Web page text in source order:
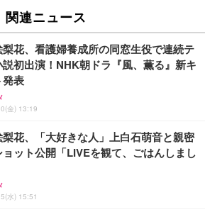
アダプター
限定】SoftBank 光 お申し込みエ
パッケージ 使い放題 超高速インターネット
ツ光・コラボ光なら工事不要】
WiFi ルーター 無線LAN Wi-Fi7 11BE 2882
IPv6(IPoE)対応 エコパッケージ WRC-W
コア16スレッド 最大4.5GHz Win11 Pro 小
有線LAN Wi-Fi 6E BT5.2 8K3画面同時出
DP1.4/USB-C M.2 SSD 16TB拡張対応
ト 静音ミニPC ゲーミングPC
最新第12世代 N95 省電力 N97より高速】B
ニpc mini pc N95 4C/4T 15W 最大3.4GHz 1
SSD 小型PC 8TB拡張M.2_N
HDMI2.1/2画面出力 4K@60Hz 小型パソ
コン B4Plus
ミニPC G11初登場 AMD Ryzen Embedde
搭載 16GB DDR4＋256GB SSD動作より安
｜4K×3画面出力・2.5GLAN HDMI 2.
・Win11 Pro Mini PC USB3.2×4 企業・学
リック M-XGM15BBSGM/EC
マウス HP 100G
ワイヤレスマウス 静音 Slint Bluetooth 無
3台マルチペアリング 薄型 軽量 充電式 M
ラック M-TM25MBMSABK
関連ニュース
花、看護婦養成所の同窓生役で連続テ
説初出演！NHK朝ドラ『風、薫る』新キ
発表
金) 13:19
花、「大好きな人」上白石萌音と親密
ョット公開「LIVEを観て、ごはんしまし
水) 15:51